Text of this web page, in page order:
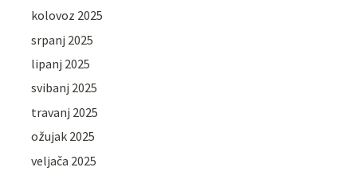
kolovoz 2025
srpanj 2025
lipanj 2025
svibanj 2025
travanj 2025
ožujak 2025
veljača 2025